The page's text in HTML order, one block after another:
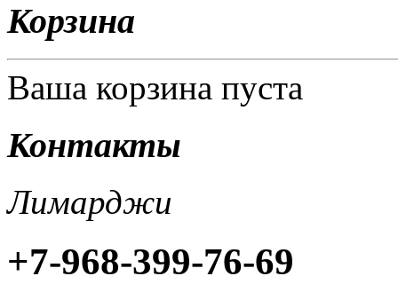
Корзина
Ваша корзина пуста
Контакты
Лимарджи
+7-968-399-76-69